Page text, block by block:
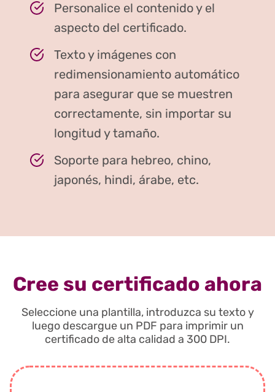
Personalice el contenido y el
aspecto del certificado.
Texto y imágenes con
redimensionamiento automático
para asegurar que se muestren
correctamente, sin importar su
longitud y tamaño.
Soporte para hebreo, chino,
japonés, hindi, árabe, etc.
Cree su certificado ahora
Seleccione una plantilla, introduzca su texto y
luego descargue un PDF para imprimir un
certificado de alta calidad a 300 DPI.